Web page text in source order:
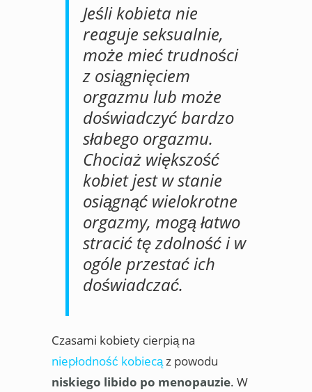
Jeśli kobieta nie
reaguje seksualnie,
może mieć trudności
z osiągnięciem
orgazmu lub może
doświadczyć bardzo
słabego orgazmu.
Chociaż większość
kobiet jest w stanie
osiągnąć wielokrotne
orgazmy, mogą łatwo
stracić tę zdolność i w
ogóle przestać ich
doświadczać.
Czasami kobiety cierpią na
niepłodność kobiecąz powodu
niskiego libido po menopauzie. W